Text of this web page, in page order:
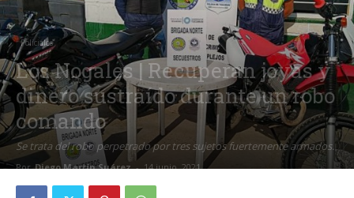
Policiales
Los Nogales | Recuperan joyas y
dinero sustraído durante un robo
comando
Se trata del robo perpetrado por tres sujetos fuertemente armados.
Por Diego Martín Suárez - 14 junio, 2021